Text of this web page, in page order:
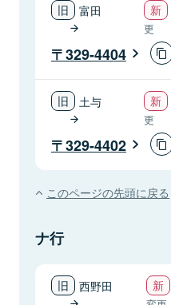
富田
更
329-4404
土与
更
329-4402
このページの先頭に戻る
ナ行
西野田